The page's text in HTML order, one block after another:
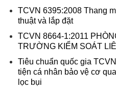
TCVN 6395:2008 Thang
thuật và lắp đặt
TCVN 8664-1:2011
TRƯỜNG KIỂM SOÁT
Tiêu chuẩn quốc gia
tiện cá nhân bảo vệ cơ
lọc bụi